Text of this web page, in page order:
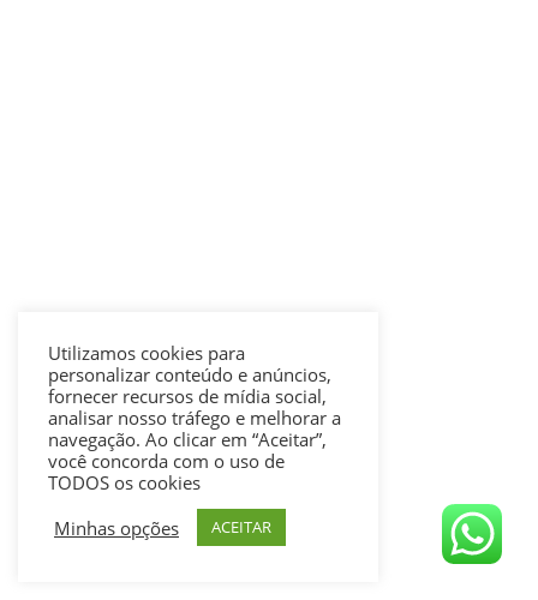
Utilizamos cookies para
personalizar conteúdo e anúncios,
fornecer recursos de mídia social,
analisar nosso tráfego e melhorar a
navegação. Ao clicar em “Aceitar”,
você concorda com o uso de
TODOS os cookies
Minhas opções
ACEITAR